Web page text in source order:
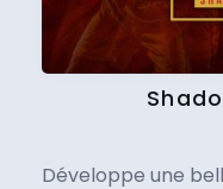
Développe une